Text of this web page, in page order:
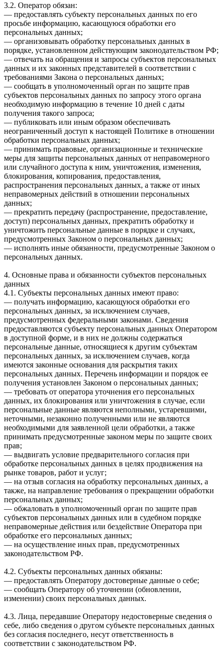
3.2. Оператор обязан:
— предоставлять субъекту персональных данных по его
просьбе информацию, касающуюся обработки его
персональных данных;
— организовывать обработку персональных данных в
порядке, установленном действующим законодательством РФ;
— отвечать на обращения и запросы субъектов персональных
данных и их законных представителей в соответствии с
требованиями Закона о персональных данных;
— сообщать в уполномоченный орган по защите прав
субъектов персональных данных по запросу этого органа
необходимую информацию в течение 10 дней с даты
получения такого запроса;
— публиковать или иным образом обеспечивать
неограниченный доступ к настоящей Политике в отношении
обработки персональных данных;
— принимать правовые, организационные и технические
меры для защиты персональных данных от неправомерного
или случайного доступа к ним, уничтожения, изменения,
блокирования, копирования, предоставления,
распространения персональных данных, а также от иных
неправомерных действий в отношении персональных
данных;
— прекратить передачу (распространение, предоставление,
доступ) персональных данных, прекратить обработку и
уничтожить персональные данные в порядке и случаях,
предусмотренных Законом о персональных данных;
— исполнять иные обязанности, предусмотренные Законом о
персональных данных.
4. Основные права и обязанности субъектов персональных
данных
4.1. Субъекты персональных данных имеют право:
— получать информацию, касающуюся обработки его
персональных данных, за исключением случаев,
предусмотренных федеральными законами. Сведения
предоставляются субъекту персональных данных Оператором
в доступной форме, и в них не должны содержаться
персональные данные, относящиеся к другим субъектам
персональных данных, за исключением случаев, когда
имеются законные основания для раскрытия таких
персональных данных. Перечень информации и порядок ее
получения установлен Законом о персональных данных;
— требовать от оператора уточнения его персональных
данных, их блокирования или уничтожения в случае, если
персональные данные являются неполными, устаревшими,
неточными, незаконно полученными или не являются
необходимыми для заявленной цели обработки, а также
принимать предусмотренные законом меры по защите своих
прав;
— выдвигать условие предварительного согласия при
обработке персональных данных в целях продвижения на
рынке товаров, работ и услуг;
— на отзыв согласия на обработку персональных данных, а
также, на направление требования о прекращении обработки
персональных данных;
— обжаловать в уполномоченный орган по защите прав
субъектов персональных данных или в судебном порядке
неправомерные действия или бездействие Оператора при
обработке его персональных данных;
— на осуществление иных прав, предусмотренных
законодательством РФ.
4.2. Субъекты персональных данных обязаны:
— предоставлять Оператору достоверные данные о себе;
— сообщать Оператору об уточнении (обновлении,
изменении) своих персональных данных.
4.3. Лица, передавшие Оператору недостоверные сведения о
себе, либо сведения о другом субъекте персональных данных
без согласия последнего, несут ответственность в
соответствии с законодательством РФ.